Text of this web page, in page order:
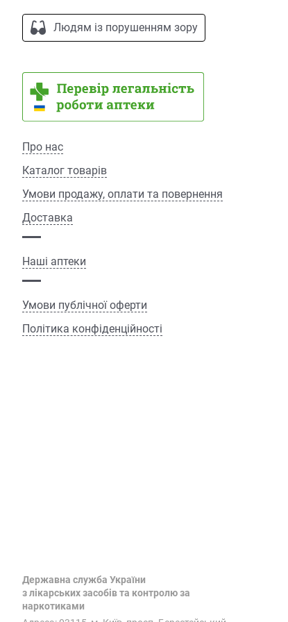
Людям із порушенням зору
Про нас
Каталог товарів
Умови продажу, оплати та повернення
Доставка
Наші аптеки
Умови публічної оферти
Політика конфіденційності
Державна служба України
з лікарських засобів та контролю за
наркотиками